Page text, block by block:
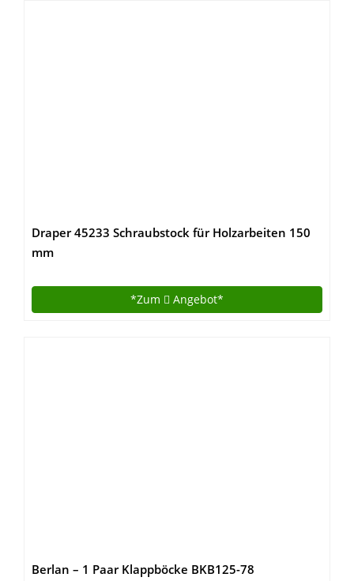
Draper 45233 Schraubstock für Holzarbeiten 150
mm
*Zum Angebot*
Berlan – 1 Paar Klappböcke BKB125-78